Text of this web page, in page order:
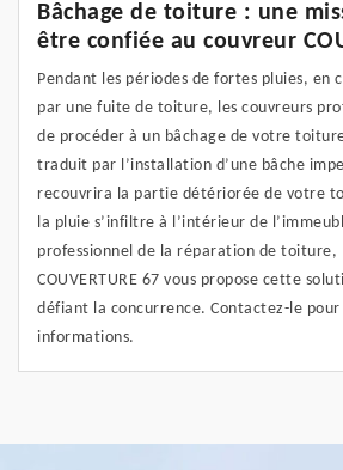
Bâchage de toiture : une
être confiée au couvreur
Pendant les périodes de fortes pluies, en
par une fuite de toiture, les couvreurs
de procéder à un bâchage de votre
traduit par l’installation d’une bâche
recouvrira la partie détériorée de votre
la pluie s’infiltre à l’intérieur de
professionnel de la réparation de toiture,
COUVERTURE 67 vous propose cette
défiant la concurrence. Contactez-le pour
informations.